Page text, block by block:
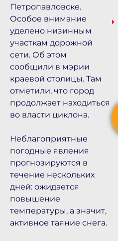
Петропавловске.
Особое внимание
уделено низинным
участкам дорожной
сети. Об этом
сообщили в мэрии
краевой столицы. Там
отметили, что город
продолжает находиться
во власти циклона.
Неблагоприятные
погодные явления
прогнозируются в
течение нескольких
дней: ожидается
повышение
температуры, а значит,
активное таяние снега.